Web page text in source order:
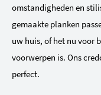
omstandigheden en
gemaakte planken
uw huis, of het nu voor
voorwerpen is. Ons
perfect.